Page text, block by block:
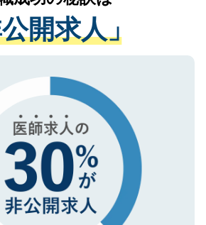
満たした事業者のみに付与され
バシーマークを取得済みです。
持に関してもご安心ください。
えながら、適切なアドバイスを
だきます。すぐにご転職をされ
、長期的なサポートが可能です
ご登録ください。
公開求人」